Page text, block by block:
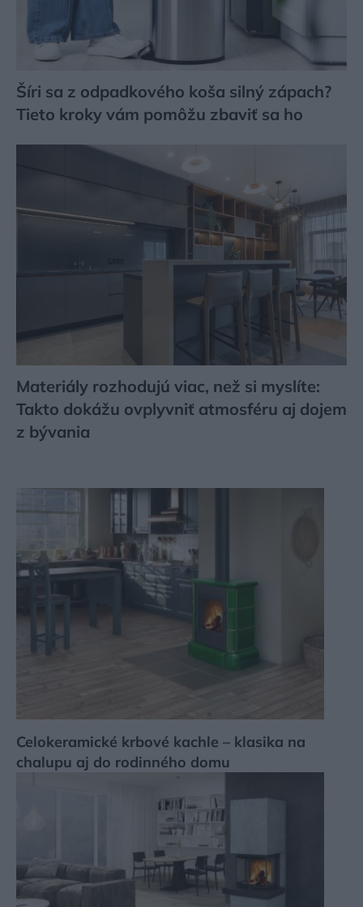
Šíri sa z odpadkového koša silný zápach?
Tieto kroky vám pomôžu zbaviť sa ho
Materiály rozhodujú viac, než si myslíte:
Takto dokážu ovplyvniť atmosféru aj dojem
z bývania
Celokeramické krbové kachle – klasika na
chalupu aj do rodinného domu